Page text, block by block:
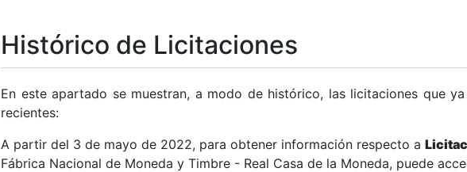
Mostrar/Ocultar
Mostrar/Ocultar
Histórico de Licitaciones
En este apartado se muestran, a modo de histórico, las licitaciones que
recientes:
A partir del 3 de mayo de 2022, para obtener información respecto a
Fábrica Nacional de Moneda y Timbre - Real Casa de la Moneda, puede